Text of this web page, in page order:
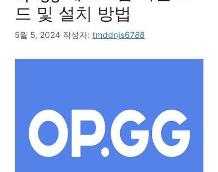
드 및 설치 방법
5월 5, 2024 작성자: tmddnjs6788